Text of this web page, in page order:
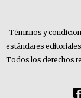
Términos y
estándares editoriales
Todos los derechos